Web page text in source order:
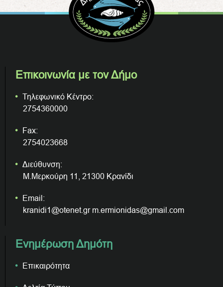
Επικοινωνία με τον Δήμο
Τηλεφωνικό Κέντρο:
2754360000
Fax:
2754023668
Διεύθυνση:
Μ.Μερκούρη 11, 21300 Κρανίδι
Email:
kranidi1@otenet.gr m.ermionidas@gmail.com
Ενημέρωση Δημότη
Επικαιρότητα